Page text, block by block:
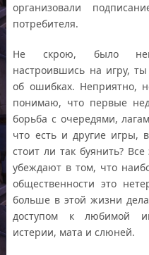
организовали
потребителя.
Не скрою, было
настроившись на игру,
об ошибках. Неприятно,
понимаю, что первые
борьба с очередями,
что есть и другие игры,
стоит ли так буянить?
убеждают в том, что
общественности это
больше в этой жизни
доступом к любимой
истерии, мата и слюней.